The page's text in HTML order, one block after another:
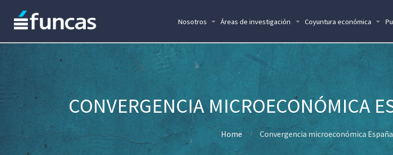
Nosotros Áreas de investigación Coyuntura económica
CONVERGENCIA MICROECONÓMICA
Home Convergencia microeconómica